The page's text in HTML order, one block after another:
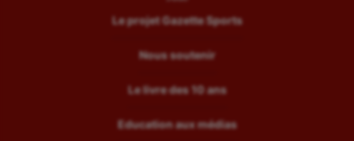
Le projet Gazette Sports
Nous soutenir
Le livre des 10 ans
Education aux médias